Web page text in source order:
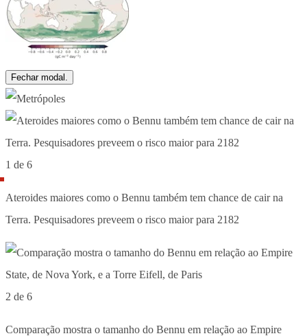
Fechar modal.
1 de 6
Ateroides maiores como o Bennu também tem chance de cair na
Terra. Pesquisadores preveem o risco maior para 2182
2 de 6
Comparação mostra o tamanho do Bennu em relação ao Empire